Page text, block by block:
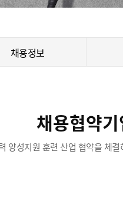
채용정보
채용협약기
양성지원 훈련 산업 협약을 체